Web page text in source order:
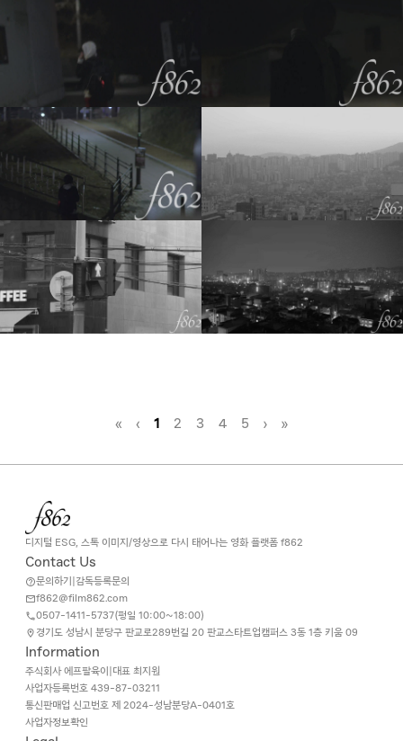
« ‹ 1 2 3 4 5 › »
디지털 ESG, 스톡 이미지/영상으로 다시 태어나는 영화 플랫폼 f862
Contact Us
문의하기
감독등록문의
f862@film862.com
0507-1411-5737(평일 10:00~18:00)
경기도 성남시 분당구 판교로289번길 20 판교스타트업캠퍼스 3동 1층 키움 09
Information
주식회사 에프팔육이
대표 최지원
사업자등록번호 439-87-03211
통신판매업 신고번호 제 2024-성남분당A-0401호
사업자정보확인